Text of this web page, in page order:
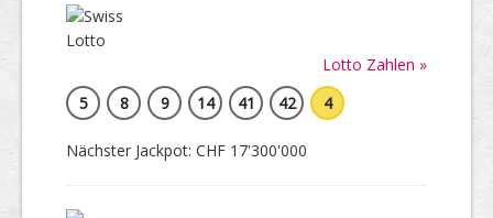
Lotto Zahlen »
5
8 9 14 41 42 4
Nächster Jackpot: CHF 17'300'000